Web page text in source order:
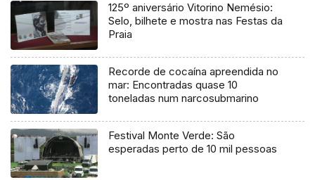
125º aniversário Vitorino Nemésio:
Selo, bilhete e mostra nas Festas da
Praia
Recorde de cocaína apreendida no
mar: Encontradas quase 10
toneladas num narcosubmarino
Festival Monte Verde: São
esperadas perto de 10 mil pessoas